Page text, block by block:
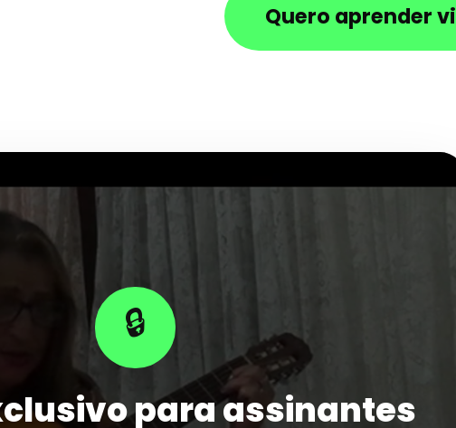
Quero aprender
🔒
para assinantes